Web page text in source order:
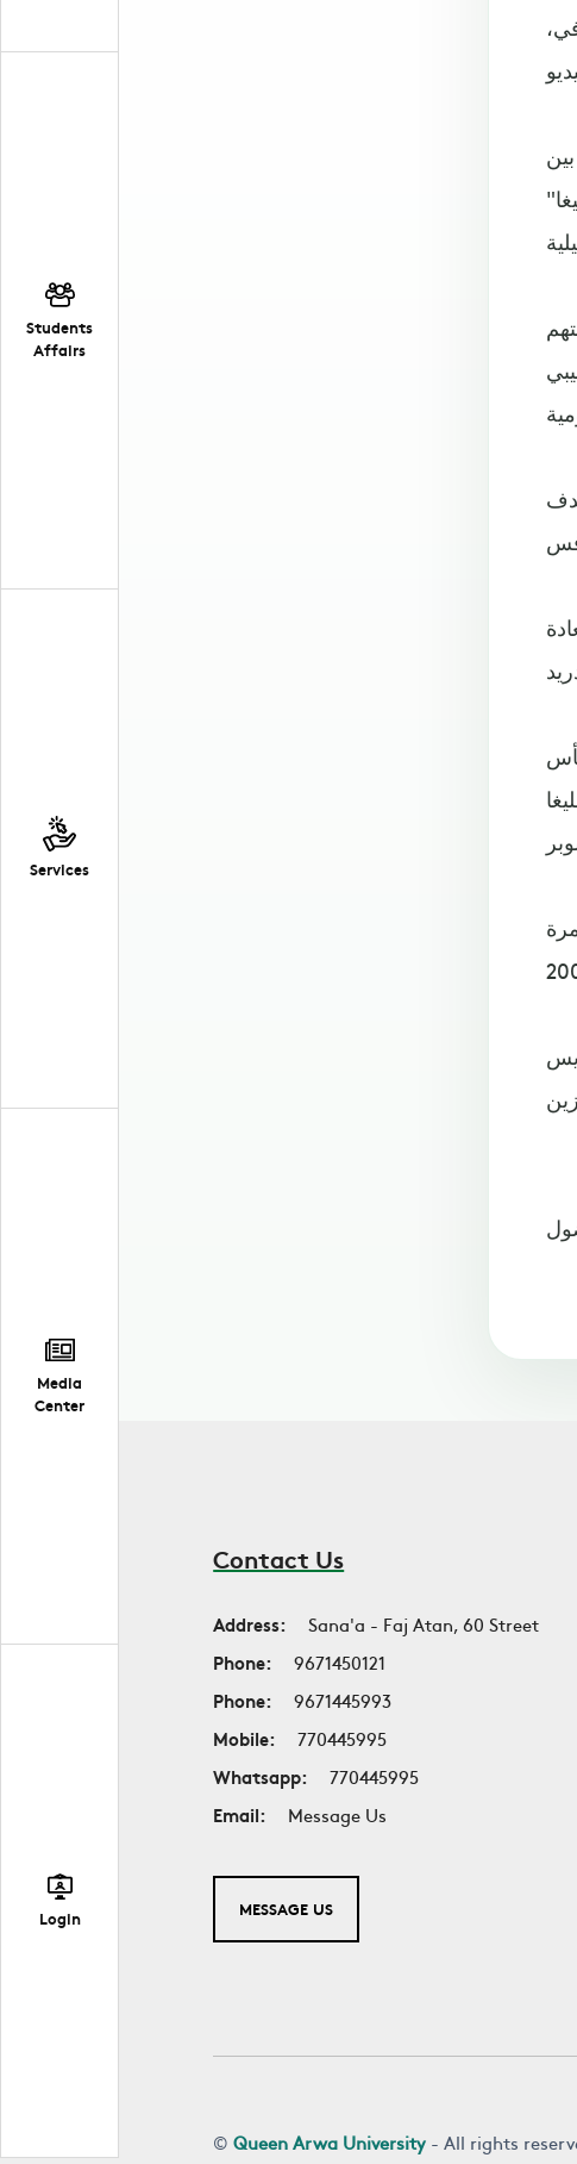
Students
Affairs
Services
Media
Center
Login
Contact Us
Address:
Sana'a - Faj Atan, 60 Street
Phone:
9671450121
Phone:
9671445993
Mobile:
770445995
Whatsapp:
770445995
Email:
Message Us
MESSAGE US
©Queen Arwa University - All rights